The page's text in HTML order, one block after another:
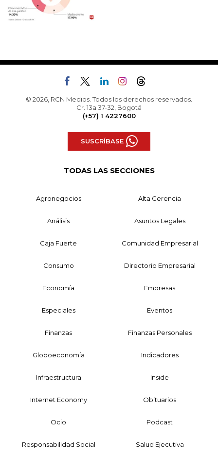
© 2026, RCN Medios. Todos los derechos reservados.
Cr. 13a 37-32, Bogotá
(+57) 1 4227600
SUSCRÍBASE
TODAS LAS SECCIONES
Agronegocios Alta Gerencia
Análisis Asuntos Legales
Caja Fuerte Comunidad Empresarial
Consumo Directorio Empresarial
Economía Empresas
Especiales Eventos
Finanzas Finanzas Personales
Globoeconomía Indicadores
Infraestructura Inside
Internet Economy Obituarios
Ocio Podcast
Responsabilidad Social Salud Ejecutiva